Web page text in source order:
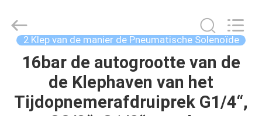
HUIS
PRODUCTEN
FLUID
AUTOMATIC
CONTROL
CO.,LTD. 2 Klep van de manier de Pneumatische Solenoïde
16bar de autogrootte van de
de Klephaven van het
Tijdopnemerafdruiprek G1/4“,